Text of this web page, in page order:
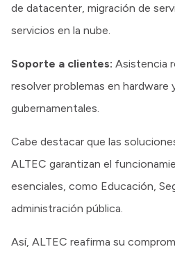
de datacenter, migración de
servicios en la nube.
Soporte a clientes: Asistencia
resolver problemas en hardware
gubernamentales.
Cabe destacar que las
ALTEC garantizan el
esenciales, como Educación,
administración pública.
Así, ALTEC reafirma su